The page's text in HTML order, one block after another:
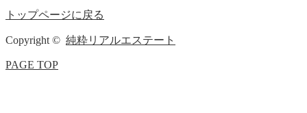
トップページに戻る
Copyright © 純粋リアルエステート
PAGE TOP